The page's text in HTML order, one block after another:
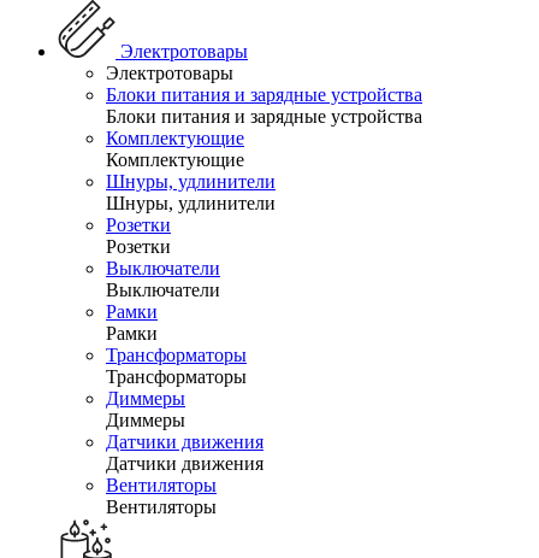
Электротовары
Электротовары
Блоки питания и зарядные устройства
Блоки питания и зарядные устройства
Комплектующие
Комплектующие
Шнуры, удлинители
Шнуры, удлинители
Розетки
Розетки
Выключатели
Выключатели
Рамки
Рамки
Трансформаторы
Трансформаторы
Диммеры
Диммеры
Датчики движения
Датчики движения
Вентиляторы
Вентиляторы